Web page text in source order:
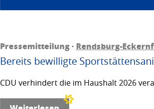
Pressemitteilung · Rendsburg-
Bereits bewilligte
CDU verhindert die im Haushalt 2026